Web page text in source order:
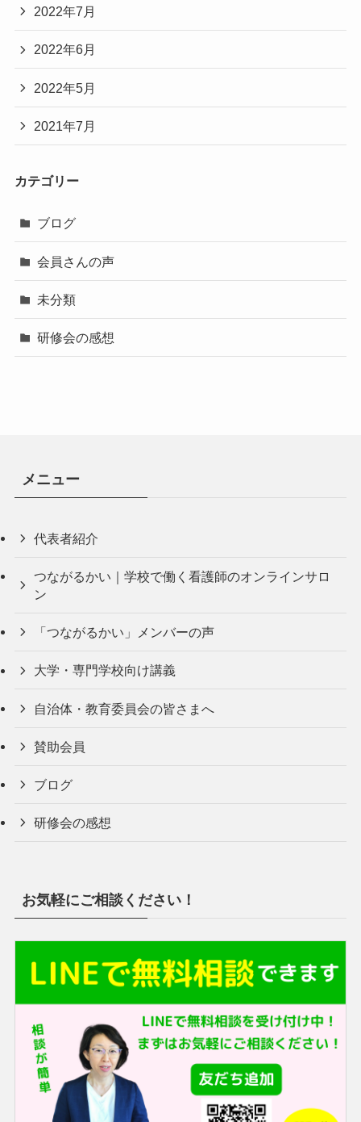
2022年7月
2022年6月
2022年5月
2021年7月
カテゴリー
ブログ
会員さんの声
未分類
研修会の感想
メニュー
代表者紹介
つながるかい｜学校で働く看護師のオンラインサロ
ン
「つながるかい」メンバーの声
大学・専門学校向け講義
自治体・教育委員会の皆さまへ
賛助会員
ブログ
研修会の感想
お気軽にご相談ください！